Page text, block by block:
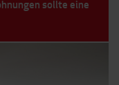
sollte eine